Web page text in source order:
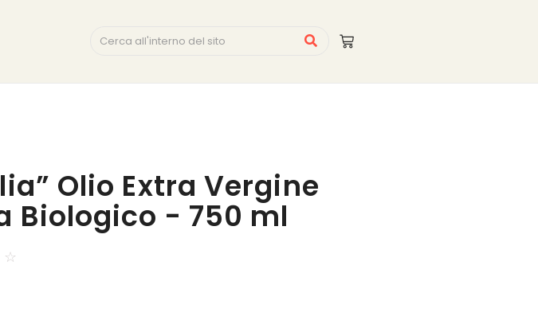
Olio Extra Vergine
Biologico - 750 ml
☆